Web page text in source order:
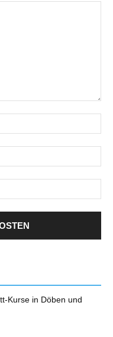
Kurse in Döben und